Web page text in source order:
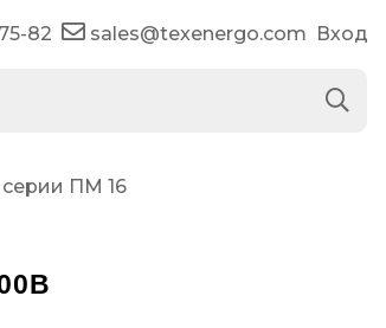
82 sales@texenergo.com Вход
серии ПМ 16